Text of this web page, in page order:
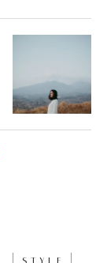
STYLE